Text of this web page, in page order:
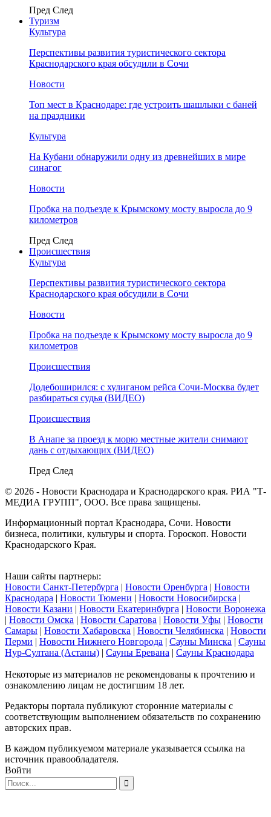
Пред След
Туризм
Культура
Перспективы развития туристического сектора
Краснодарского края обсудили в Сочи
Новости
Топ мест в Краснодаре: где устроить шашлыки с баней
на праздники
Культура
На Кубани обнаружили одну из древнейших в мире
синагог
Новости
Пробка на подъезде к Крымскому мосту выросла до 9
километров
Пред След
Происшествия
Культура
Перспективы развития туристического сектора
Краснодарского края обсудили в Сочи
Новости
Пробка на подъезде к Крымскому мосту выросла до 9
километров
Происшествия
Додебоширился: с хулиганом рейса Сочи-Москва будет
разбираться судья (ВИДЕО)
Происшествия
В Анапе за проезд к морю местные жители снимают
дань с отдыхающих (ВИДЕО)
Пред След
© 2026 - Новости Краснодара и Краснодарского края. РИА "Т-
МЕДИА ГРУПП", ООО. Все права защищены.
Информационный портал Краснодара, Сочи. Новости
бизнеса, политики, культуры и спорта. Гороскоп. Новости
Краснодарского Края.
Наши сайты партнеры:
Новости Санкт-Петербурга | Новости Оренбурга | Новости
Краснодара | Новости Тюмени | Новости Новосибирска |
Новости Казани | Новости Екатеринбурга | Новости Воронежа
| Новости Омска | Новости Саратова | Новости Уфы | Новости
Самары | Новости Хабаровска | Новости Челябинска | Новости
Перми | Новости Нижнего Новгорода | Сауны Минска | Сауны
Нур-Султана (Астаны) | Сауны Еревана | Сауны Краснодара
Некоторые из материалов не рекомендованы к прочтению и
ознакомлению лицам не достигшим 18 лет.
Редакторы портала публикуют сторонние материалы с
соответствующим выполнением обязательств по сохранению
авторских прав.
В каждом публикуемом материале указывается ссылка на
источник правообладателя.
Войти